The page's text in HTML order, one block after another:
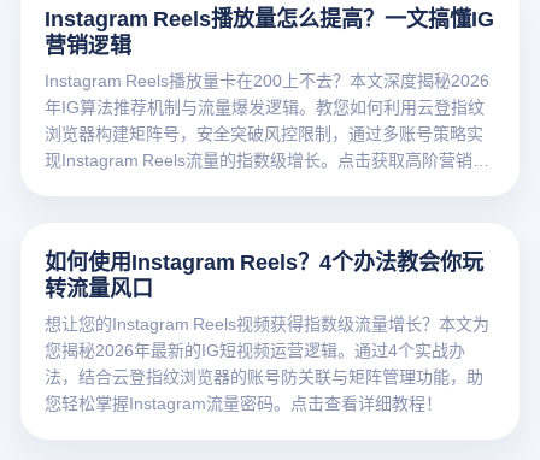
Instagram Reels播放量怎么提高？一文搞懂IG
营销逻辑
Instagram Reels播放量卡在200上不去？本文深度揭秘2026
年IG算法推荐机制与流量爆发逻辑。教您如何利用云登指纹
浏览器构建矩阵号，安全突破风控限制，通过多账号策略实
现Instagram Reels流量的指数级增长。点击获取高阶营销指
如何使用Instagram Reels？4个办法教会你玩
转流量风口
想让您的Instagram Reels视频获得指数级流量增长？本文为
您揭秘2026年最新的IG短视频运营逻辑。通过4个实战办
法，结合云登指纹浏览器的账号防关联与矩阵管理功能，助
您轻松掌握Instagram流量密码。点击查看详细教程！